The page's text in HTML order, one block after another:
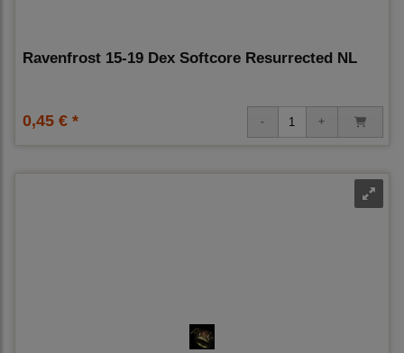
Ravenfrost 15-19 Dex Softcore Resurrected NL
0,45 € *